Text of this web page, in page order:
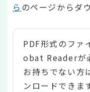
ら のページからダ
PDF形式のファ
obat Readerが
お持ちでない方
ンロードできま